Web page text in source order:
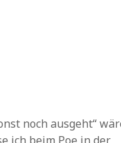
noch ausgeht“